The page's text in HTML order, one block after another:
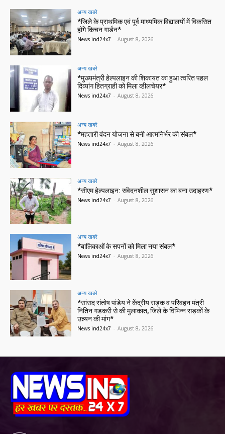
अन्य खबरे
*जिले के प्राथमिक एवं पूर्व माध्यमिक विद्यालयों में विकसित
होंगे किचन गार्डन*
News ind24x7 - August 8, 2026
अन्य खबरे
*मुख्यमंत्री हेल्पलाइन की शिकायत का हुआ त्वरित पहल
दिव्यांग हितग्राही को मिला व्हीलचेयर*
News ind24x7 - August 8, 2026
अन्य खबरे
*महतारी वंदन योजना से बनी आत्मनिर्भर की संबल*
News ind24x7 - August 8, 2026
अन्य खबरे
*सीएम हेल्पलाइन: संवेदनशील सुशासन का बना उदाहरण*
News ind24x7 - August 8, 2026
अन्य खबरे
*बालिकाओं के सपनों को मिला नया संबल*
News ind24x7 - August 8, 2026
अन्य खबरे
*सांसद संतोष पांडेय ने केंद्रीय सड़क व परिवहन मंत्री
नितिन गडकरी से की मुलाकात, जिले के विभिन्न सड़कों के
उन्न्यन की मांग*
News ind24x7 - August 8, 2026